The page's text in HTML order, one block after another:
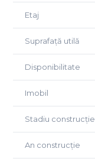
Etaj
Suprafață utilă
Disponibilitate
Imobil
Stadiu construcție
An construcție